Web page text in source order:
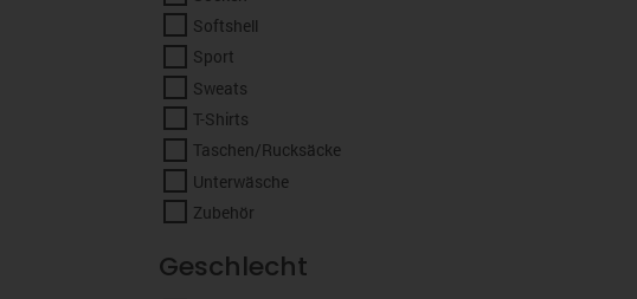
Softshell
Sport
Sweats
T-Shirts
Taschen/Rucksäcke
Unterwäsche
Zubehör
Geschlecht